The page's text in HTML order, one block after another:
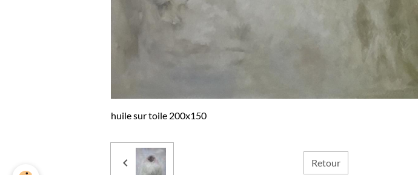
huile sur toile 200x150
Retour